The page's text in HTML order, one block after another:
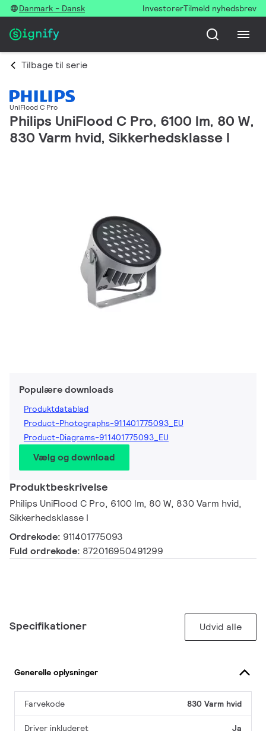
Danmark - Dansk InvestorerTilmeld nyhedsbrev
Tilbage til serie
UniFlood C Pro
Philips UniFlood C Pro, 6100 lm, 80 W,
830 Varm hvid, Sikkerhedsklasse I
Populære downloads
Produktdatablad
Product-Photographs-911401775093_EU
Product-Diagrams-911401775093_EU
Vælg og download
Produktbeskrivelse
Philips UniFlood C Pro, 6100 lm, 80 W, 830 Varm hvid,
Sikkerhedsklasse I
Ordrekode: 911401775093
Fuld ordrekode: 872016950491299
Specifikationer Udvid alle
Generelle oplysninger
Farvekode 830 Varm hvid
Driver inkluderet Ja